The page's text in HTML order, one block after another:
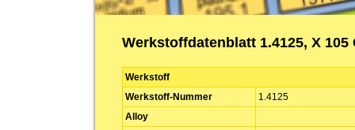
Werkstoffdatenblatt 1.4125, X 105
Werkstoff
Werkstoff-Nummer
1.4125
Alloy